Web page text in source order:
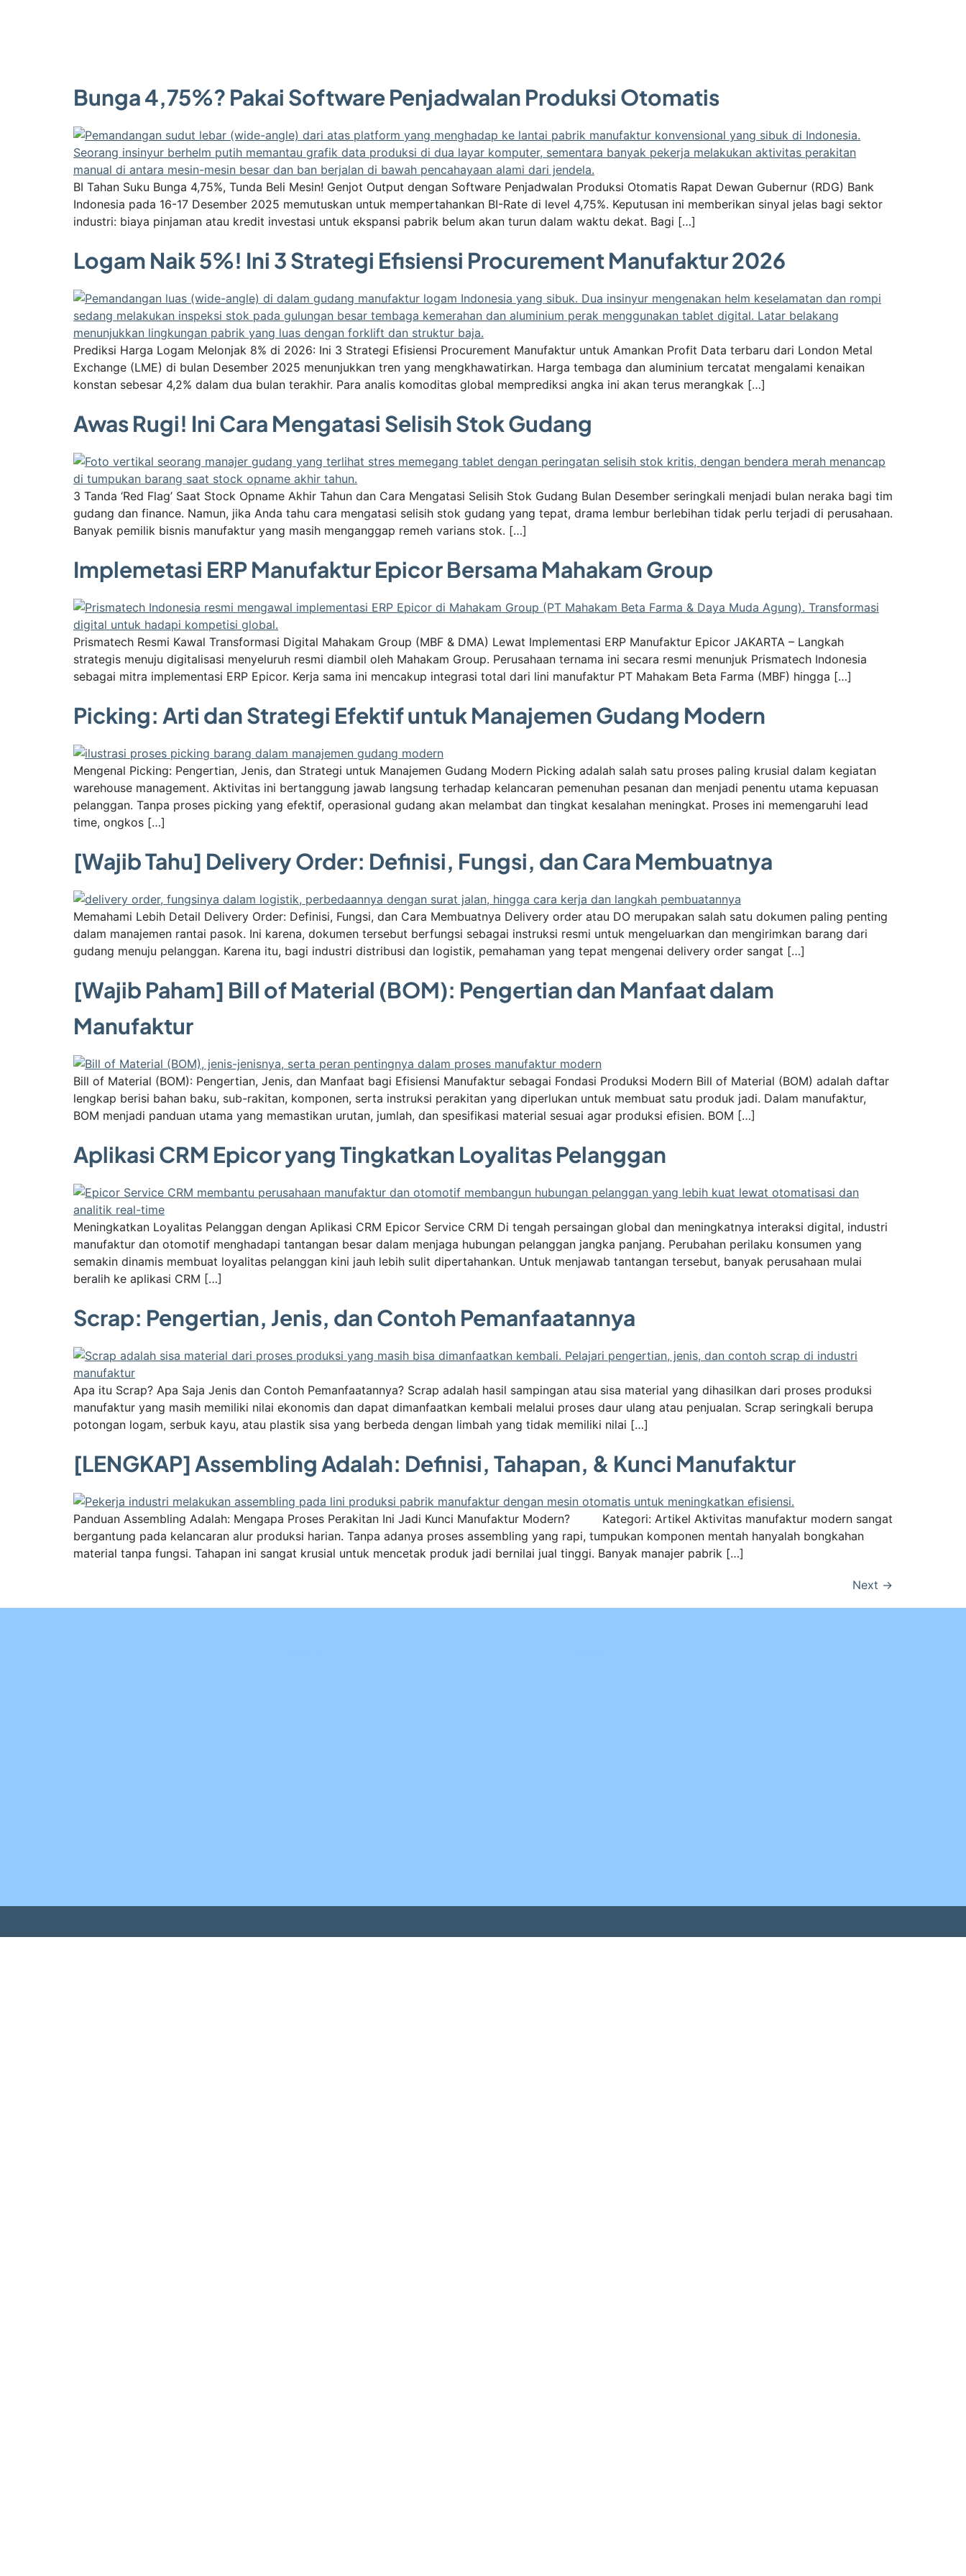
Bunga 4,75%? Pakai Software Penjadwalan Produksi Otomatis
BI Tahan Suku Bunga 4,75%, Tunda Beli Mesin! Genjot Output dengan Software Penjadwalan Produksi Otomatis Rapat Dewan Gubernur (RDG) Bank
Indonesia pada 16-17 Desember 2025 memutuskan untuk mempertahankan BI-Rate di level 4,75%. Keputusan ini memberikan sinyal jelas bagi sektor
industri: biaya pinjaman atau kredit investasi untuk ekspansi pabrik belum akan turun dalam waktu dekat. Bagi […]
Logam Naik 5%! Ini 3 Strategi Efisiensi Procurement Manufaktur 2026
Prediksi Harga Logam Melonjak 8% di 2026: Ini 3 Strategi Efisiensi Procurement Manufaktur untuk Amankan Profit Data terbaru dari London Metal
Exchange (LME) di bulan Desember 2025 menunjukkan tren yang mengkhawatirkan. Harga tembaga dan aluminium tercatat mengalami kenaikan
konstan sebesar 4,2% dalam dua bulan terakhir. Para analis komoditas global memprediksi angka ini akan terus merangkak […]
Awas Rugi! Ini Cara Mengatasi Selisih Stok Gudang
3 Tanda ‘Red Flag’ Saat Stock Opname Akhir Tahun dan Cara Mengatasi Selisih Stok Gudang Bulan Desember seringkali menjadi bulan neraka bagi tim
gudang dan finance. Namun, jika Anda tahu cara mengatasi selisih stok gudang yang tepat, drama lembur berlebihan tidak perlu terjadi di perusahaan.
Banyak pemilik bisnis manufaktur yang masih menganggap remeh varians stok. […]
Implemetasi ERP Manufaktur Epicor Bersama Mahakam Group
Prismatech Resmi Kawal Transformasi Digital Mahakam Group (MBF & DMA) Lewat Implementasi ERP Manufaktur Epicor JAKARTA – Langkah
strategis menuju digitalisasi menyeluruh resmi diambil oleh Mahakam Group. Perusahaan ternama ini secara resmi menunjuk Prismatech Indonesia
sebagai mitra implementasi ERP Epicor. Kerja sama ini mencakup integrasi total dari lini manufaktur PT Mahakam Beta Farma (MBF) hingga […]
Picking: Arti dan Strategi Efektif untuk Manajemen Gudang Modern
Mengenal Picking: Pengertian, Jenis, dan Strategi untuk Manajemen Gudang Modern Picking adalah salah satu proses paling krusial dalam kegiatan
warehouse management. Aktivitas ini bertanggung jawab langsung terhadap kelancaran pemenuhan pesanan dan menjadi penentu utama kepuasan
pelanggan. Tanpa proses picking yang efektif, operasional gudang akan melambat dan tingkat kesalahan meningkat. Proses ini memengaruhi lead
time, ongkos […]
[Wajib Tahu] Delivery Order: Definisi, Fungsi, dan Cara Membuatnya
Memahami Lebih Detail Delivery Order: Definisi, Fungsi, dan Cara Membuatnya Delivery order atau DO merupakan salah satu dokumen paling penting
dalam manajemen rantai pasok. Ini karena, dokumen tersebut berfungsi sebagai instruksi resmi untuk mengeluarkan dan mengirimkan barang dari
gudang menuju pelanggan. Karena itu, bagi industri distribusi dan logistik, pemahaman yang tepat mengenai delivery order sangat […]
[Wajib Paham] Bill of Material (BOM): Pengertian dan Manfaat dalam
Manufaktur
Bill of Material (BOM): Pengertian, Jenis, dan Manfaat bagi Efisiensi Manufaktur sebagai Fondasi Produksi Modern Bill of Material (BOM) adalah daftar
lengkap berisi bahan baku, sub-rakitan, komponen, serta instruksi perakitan yang diperlukan untuk membuat satu produk jadi. Dalam manufaktur,
BOM menjadi panduan utama yang memastikan urutan, jumlah, dan spesifikasi material sesuai agar produksi efisien. BOM […]
Aplikasi CRM Epicor yang Tingkatkan Loyalitas Pelanggan
Meningkatkan Loyalitas Pelanggan dengan Aplikasi CRM Epicor Service CRM Di tengah persaingan global dan meningkatnya interaksi digital, industri
manufaktur dan otomotif menghadapi tantangan besar dalam menjaga hubungan pelanggan jangka panjang. Perubahan perilaku konsumen yang
semakin dinamis membuat loyalitas pelanggan kini jauh lebih sulit dipertahankan. Untuk menjawab tantangan tersebut, banyak perusahaan mulai
beralih ke aplikasi CRM […]
Scrap: Pengertian, Jenis, dan Contoh Pemanfaatannya
Apa itu Scrap? Apa Saja Jenis dan Contoh Pemanfaatannya? Scrap adalah hasil sampingan atau sisa material yang dihasilkan dari proses produksi
manufaktur yang masih memiliki nilai ekonomis dan dapat dimanfaatkan kembali melalui proses daur ulang atau penjualan. Scrap seringkali berupa
potongan logam, serbuk kayu, atau plastik sisa yang berbeda dengan limbah yang tidak memiliki nilai […]
[LENGKAP] Assembling Adalah: Definisi, Tahapan, & Kunci Manufaktur
Panduan Assembling Adalah: Mengapa Proses Perakitan Ini Jadi Kunci Manufaktur Modern? Kategori: Artikel Aktivitas manufaktur modern sangat
bergantung pada kelancaran alur produksi harian. Tanpa adanya proses assembling yang rapi, tumpukan komponen mentah hanyalah bongkahan
material tanpa fungsi. Tahapan ini sangat krusial untuk mencetak produk jadi bernilai jual tinggi. Banyak manajer pabrik […]
Next →